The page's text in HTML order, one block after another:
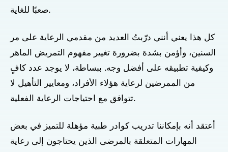
صعبًا للغاية.
كل هذا يعني أنني درّبتُ العديد من مقدمي الرعاية على مر
السنين، وأؤمن بشدة بضرورة تغيير مفهوم التمريض الماهر
وكيفية تطبيقه على أفضل وجه. ببساطة، لا يوجد عدد كافٍ
من الممرضين لرعاية هؤلاء الأفراد، ومعايير التأهيل لا
تتوافق مع احتياجات الرعاية الفعلية.
أعتقد أنه بإمكاننا تدريب كوادر طبية مؤهلة للتميز في بعض
المهارات المتعلقة بالمرضى الذين يحتاجون إلى رعاية